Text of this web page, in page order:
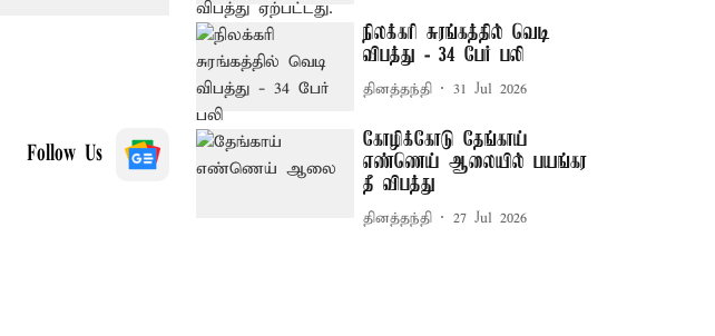
Follow Us
நிலக்கரி சுரங்கத்தில் வெடி
விபத்து - 34 பேர் பலி
தினத்தந்தி 31 Jul 2026
கோழிக்கோடு தேங்காய்
எண்ணெய் ஆலையில் பயங்கர
தீ விபத்து
தினத்தந்தி 27 Jul 2026